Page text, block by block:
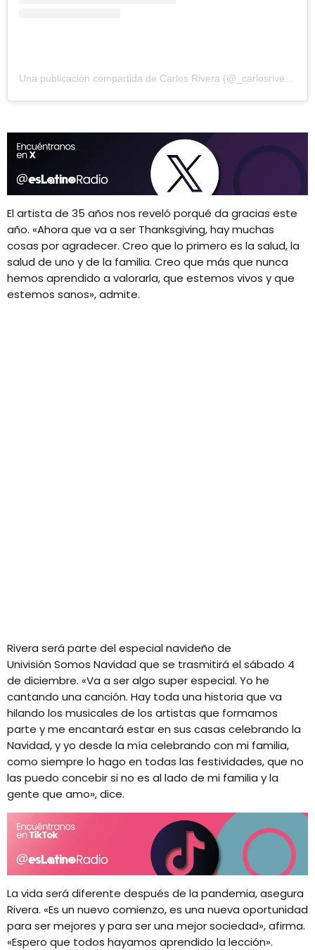
El artista de 35 años nos reveló porqué da gracias este
año. «Ahora que va a ser Thanksgiving, hay muchas
cosas por agradecer. Creo que lo primero es la salud, la
salud de uno y de la familia. Creo que más que nunca
hemos aprendido a valorarla, que estemos vivos y que
estemos sanos», admite.
Rivera será parte del especial navideño de
Univisión Somos Navidad que se trasmitirá el sábado 4
de diciembre. «Va a ser algo super especial. Yo he
cantando una canción. Hay toda una historia que va
hilando los musicales de los artistas que formamos
parte y me encantará estar en sus casas celebrando la
Navidad, y yo desde la mía celebrando con mi familia,
como siempre lo hago en todas las festividades, que no
las puedo concebir si no es al lado de mi familia y la
gente que amo», dice.
La vida será diferente después de la pandemia, asegura
Rivera. «Es un nuevo comienzo, es una nueva oportunidad
para ser mejores y para ser una mejor sociedad», afirma.
«Espero que todos hayamos aprendido la lección».